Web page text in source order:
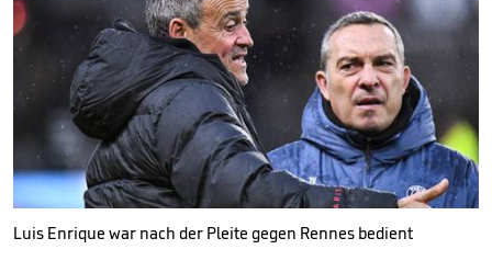
Luis Enrique war nach der Pleite gegen Rennes bedient